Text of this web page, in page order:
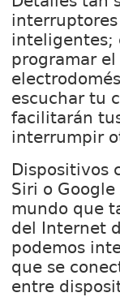
inteligentes;
programar
escuchar tu
facilitarán
interrumpir
Dispositivos
Siri o
mundo que
del Internet
podemos
que se
entre